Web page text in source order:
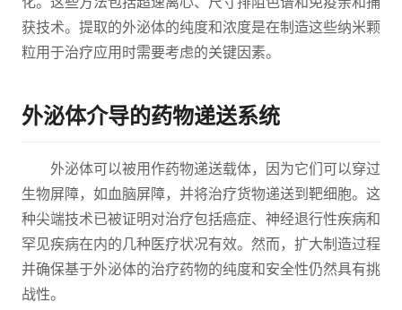
获技术。提取的外泌体的纯度和浓度是在制造这些纳米颗
粒用于治疗应用时需要考虑的关键因素。
外泌体介导的药物递送系统
外泌体可以被用作药物递送载体，因为它们可以穿过
生物屏障，如血脑屏障，并将治疗货物递送到靶细胞。这
种尖端技术已被证明对治疗包括癌症、神经退行性疾病和
罕见疾病在内的几种医疗状况有效。然而，扩大制造过程
并确保基于外泌体的治疗药物的纯度和安全性仍然具有挑
战性。